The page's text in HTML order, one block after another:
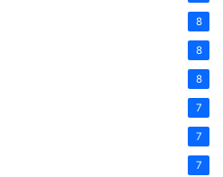
8
8
8
7
7
7